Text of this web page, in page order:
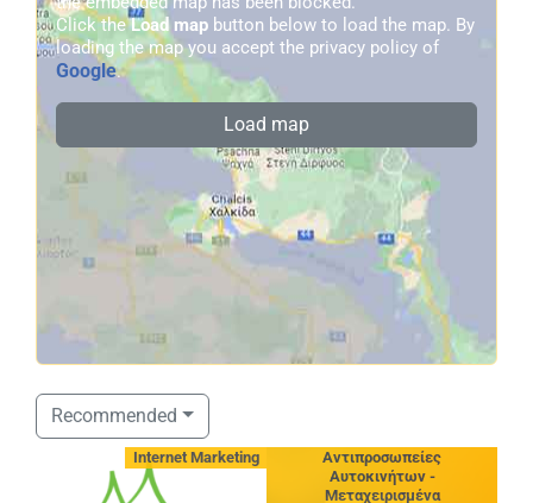
Click theLoad map button below to load the map. By
loading the map you accept the privacy policy of
Google.
Load map
Recommended
Internet Marketing
Αντιπροσωπείες
Αυτοκινήτων -
Μεταχειρισμένα